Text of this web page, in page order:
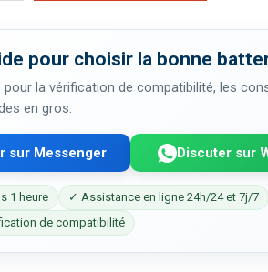
pour choisir la bonne
pour la vérification de compatibilité, les
en gros.
sur Messenger Discuter sur
1 heure
✓ Assistance en ligne 24h/24 et 7j/7
de compatibilité